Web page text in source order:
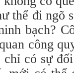
thể đi ngõ
bạch?
công
chỉ có sự